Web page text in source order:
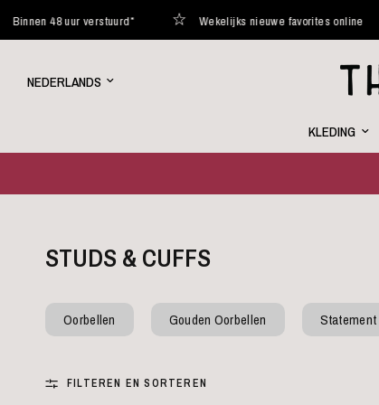
Wekelijks nieuwe favorites online Curated with love
Land/regio
bijwerken
KLEDING
STUDS & CUFFS
Oorbellen Gouden Oorbellen
FILTEREN EN SORTEREN